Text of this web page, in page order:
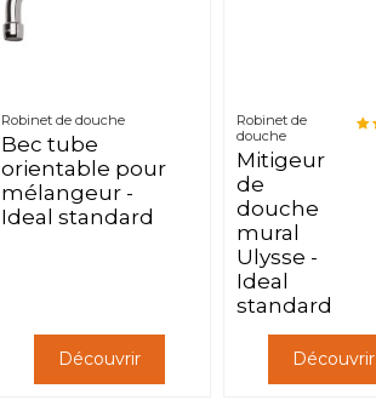
Robinet de douche
Bec tube
orientable pour
mélangeur -
Ideal standard
Découvrir
Robinet de
douche
Mitigeur
de
douche
mural
Ulysse -
Ideal
standard
Découvrir